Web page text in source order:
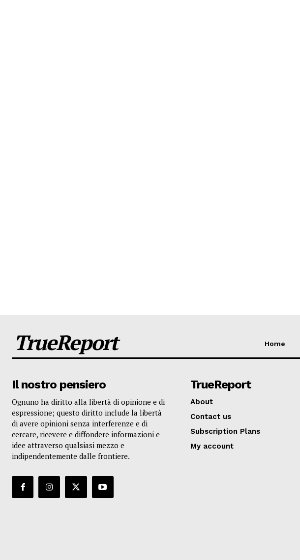
TrueReport Home
Il nostro pensiero
Ognuno ha diritto alla libertà di opinione e di
espressione; questo diritto include la libertà
di avere opinioni senza interferenze e di
cercare, ricevere e diffondere informazioni e
idee attraverso qualsiasi mezzo e
indipendentemente dalle frontiere.
TrueReport
About
Contact us
Subscription Plans
My account